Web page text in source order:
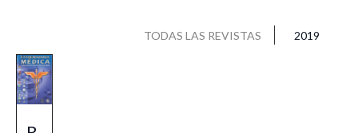
TODAS LAS REVISTAS 2019